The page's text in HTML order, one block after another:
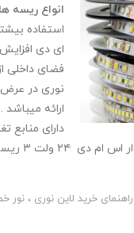
انواع ریسه
استفاده
ای دی
فضای داخلی
نوری در عرض
ارائه
دارای
راهنمای خرید‌ لاین نوری ، نور